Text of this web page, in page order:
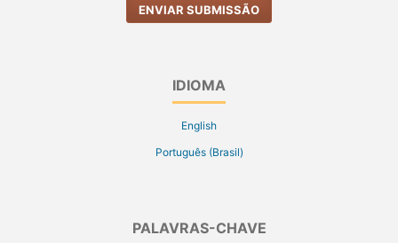
ENVIAR SUBMISSÃO
IDIOMA
English
Português (Brasil)
PALAVRAS-CHAVE